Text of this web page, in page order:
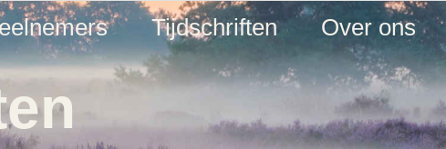
Tijdschriften Over ons